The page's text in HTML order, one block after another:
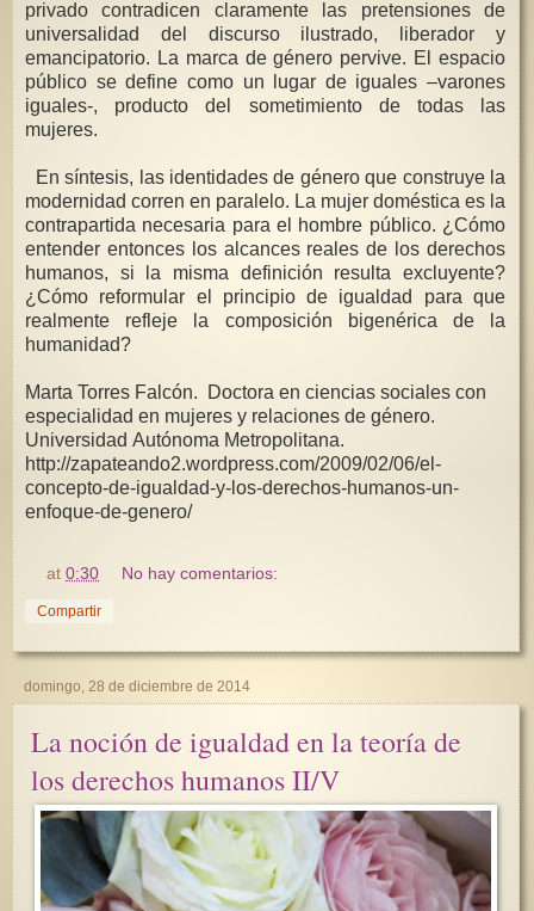
privado contradicen claramente las pretensiones de
universalidad del discurso ilustrado, liberador y
emancipatorio. La marca de género pervive. El espacio
público se define como un lugar de iguales –varones
iguales-, producto del sometimiento de todas las
mujeres.
En síntesis, las identidades de género que construye la
modernidad corren en paralelo. La mujer doméstica es la
contrapartida necesaria para el hombre público. ¿Cómo
entender entonces los alcances reales de los derechos
humanos, si la misma definición resulta excluyente?
¿Cómo reformular el principio de igualdad para que
realmente refleje la composición bigenérica de la
humanidad?
Marta Torres Falcón. Doctora en ciencias sociales con
especialidad en mujeres y relaciones de género.
Universidad Autónoma Metropolitana.
http://zapateando2.wordpress.com/2009/02/06/el-
concepto-de-igualdad-y-los-derechos-humanos-un-
enfoque-de-genero/
at0:30 No hay comentarios:
Compartir
domingo, 28 de diciembre de 2014
La noción de igualdad en la teoría de
los derechos humanos II/V